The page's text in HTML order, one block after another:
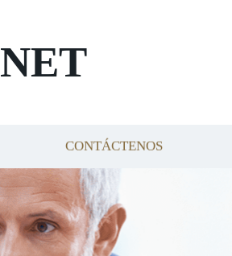
CONTÁCTENOS